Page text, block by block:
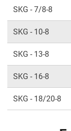
SKG - 7/8-8
SKG - 10-8
SKG - 13-8
SKG - 16-8
SKG - 18/20-8